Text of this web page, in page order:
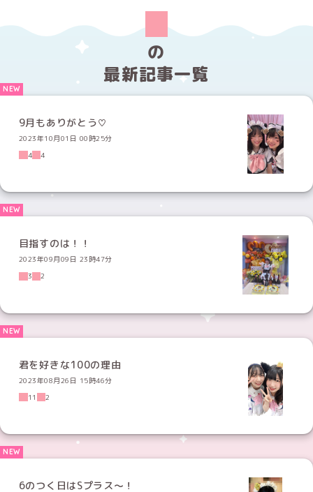
の
最新記事一覧
9月もありがとう♡
2023年10月01日 00時25分
4
4
目指すのは！！
2023年09月09日 23時47分
3
2
君を好きな100の理由
2023年08月26日 15時46分
11
2
6のつく日はSプラス〜！